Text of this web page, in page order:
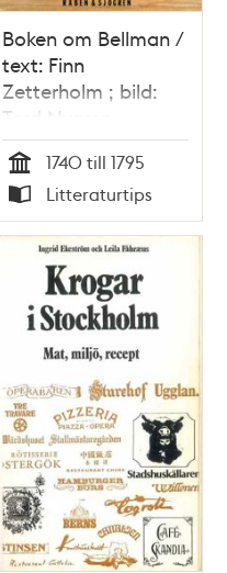
Boken om Bellman /
text: Finn
Zetterholm ; bild:
Tord Nygren
Tid
1740 till 1795
Typ
Litteraturtips